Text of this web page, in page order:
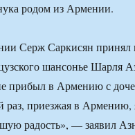
родом из Армении.
Серж Саркисян принял
шансонье Шарля
прибыл в Армению с
приезжая в Армению,
радость», — заявил